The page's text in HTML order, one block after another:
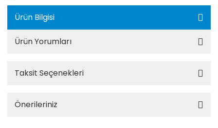
Ürün Bilgisi
Ürün Yorumları
Taksit Seçenekleri
Önerileriniz